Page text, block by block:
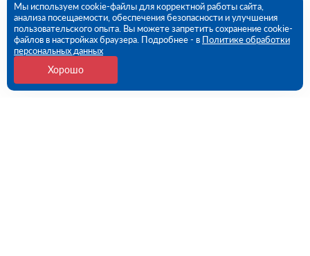
Мы используем cookie-файлы для корректной работы сайта,
анализа посещаемости, обеспечения безопасности и улучшения
пользовательского опыта. Вы можете запретить сохранение cookie-
файлов в настройках браузера. Подробнее - в Политике обработки
персональных данных
Хорошо